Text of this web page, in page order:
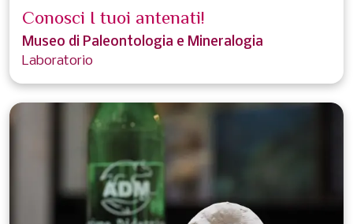
Conosci I tuoi antenati!
Museo di Paleontologia e Mineralogia
Laboratorio